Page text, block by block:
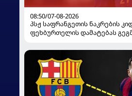
08:50/07-08-2026
პსჟ საფრანგეთის ნაკრების
ფეხბურთელის დამატებას